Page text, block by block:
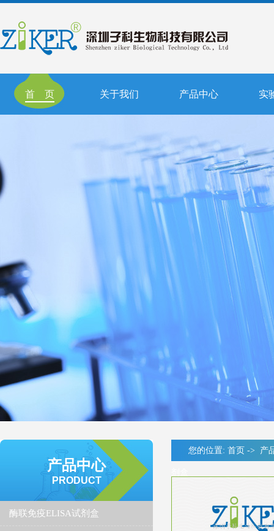
首 页 关于我们 产品中心 实
产品中心
PRODUCT
酶联免疫ELISA试剂盒
您的位置: 首页 -> 产